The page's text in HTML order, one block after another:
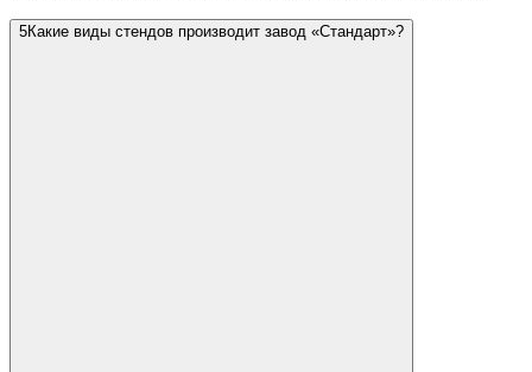
5Какие виды стендов производит завод «Стандарт»?